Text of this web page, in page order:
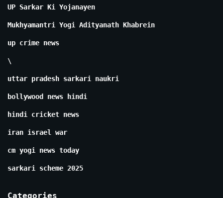
UP Sarkar Ki Yojanayen
Mukhyamantri Yogi Adityanath Khabrein
up crime news
\
uttar pradesh sarkari naukri
bollywood news hindi
hindi cricket news
iran israel war
cm yogi news today
sarkari scheme 2025
Categories